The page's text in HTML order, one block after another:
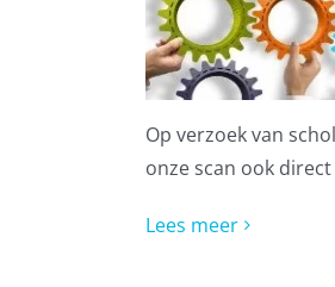
Op verzoek van
onze scan ook
Lees meer